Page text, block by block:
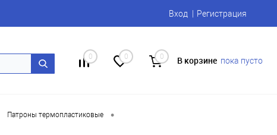
Вход Регистрация
0 0 0 В корзине пока пусто
Патроны термопластиковые •